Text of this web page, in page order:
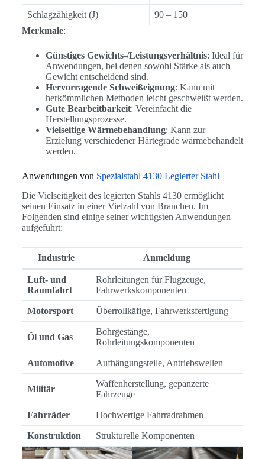
Schlagzähigkeit (J)
90 – 150
Merkmale:
Günstiges Gewichts-/Leistungsverhältnis: Ideal für
Anwendungen, bei denen sowohl Stärke als auch
Gewicht entscheidend sind.
Hervorragende Schweißeignung: Kann mit
herkömmlichen Methoden leicht geschweißt werden.
Gute Bearbeitbarkeit: Vereinfacht die
Herstellungsprozesse.
Vielseitige Wärmebehandlung: Kann zur
Erzielung verschiedener Härtegrade wärmebehandelt
werden.
Anwendungen von Spezialstahl 4130 Legierter Stahl
Die Vielseitigkeit des legierten Stahls 4130 ermöglicht
seinen Einsatz in einer Vielzahl von Branchen. Im
Folgenden sind einige seiner wichtigsten Anwendungen
aufgeführt:
Industrie Anmeldung
Luft- und
Raumfahrt
Rohrleitungen für Flugzeuge,
Fahrwerkskomponenten
Motorsport Überrollkäfige, Fahrwerksfertigung
Öl und Gas
Bohrgestänge,
Rohrleitungskomponenten
Automotive Aufhängungsteile, Antriebswellen
Militär
Waffenherstellung, gepanzerte
Fahrzeuge
Fahrräder Hochwertige Fahrradrahmen
Konstruktion Strukturelle Komponenten